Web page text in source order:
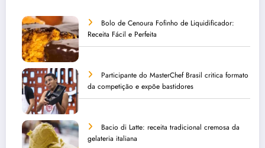
Bolo de Cenoura Fofinho de Liquidificador:
Receita Fácil e Perfeita
Participante do MasterChef Brasil critica formato
da competição e expõe bastidores
Bacio di Latte: receita tradicional cremosa da
gelateria italiana